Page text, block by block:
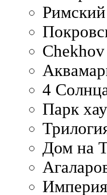
Chekhov
4
Парк
Дом на